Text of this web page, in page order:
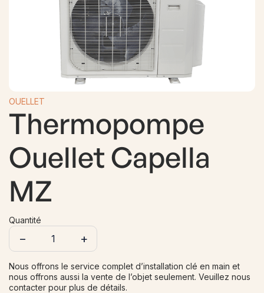
OUELLET
Thermopompe
Ouellet Capella
MZ
Quantité
− +
Nous offrons le service complet d’installation clé en main et
nous offrons aussi la vente de l’objet seulement. Veuillez nous
contacter pour plus de détails.